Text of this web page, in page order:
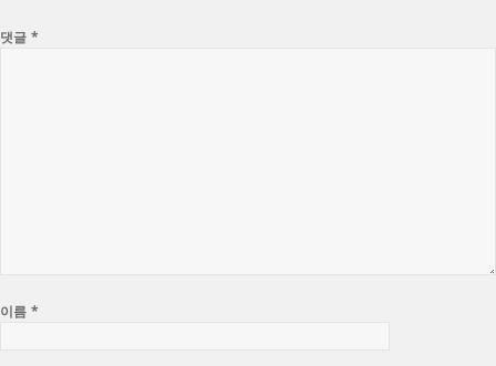
댓글*
이름*